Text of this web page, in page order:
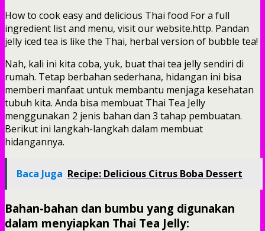
How to cook easy and delicious Thai food For a full
ingredient list and menu, visit our website.http. Pandan
jelly iced tea is like the Thai, herbal version of bubble tea!
Nah, kali ini kita coba, yuk, buat thai tea jelly sendiri di
rumah. Tetap berbahan sederhana, hidangan ini bisa
memberi manfaat untuk membantu menjaga kesehatan
tubuh kita. Anda bisa membuat Thai Tea Jelly
menggunakan 2 jenis bahan dan 3 tahap pembuatan.
Berikut ini langkah-langkah dalam membuat
hidangannya.
Baca Juga Recipe: Delicious Citrus Boba Dessert
Bahan-bahan dan bumbu yang digunakan
dalam menyiapkan Thai Tea Jelly: